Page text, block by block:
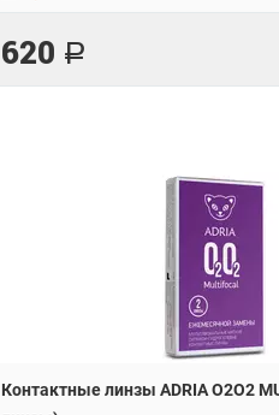
620 Р
Контактные линзы ADRIA O2O2